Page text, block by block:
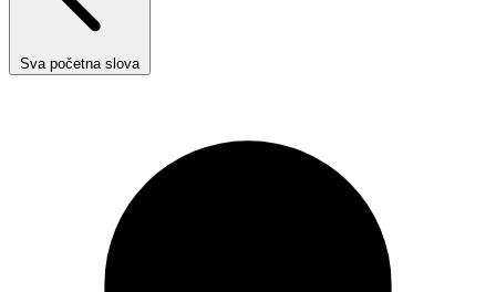
Sva početna slova